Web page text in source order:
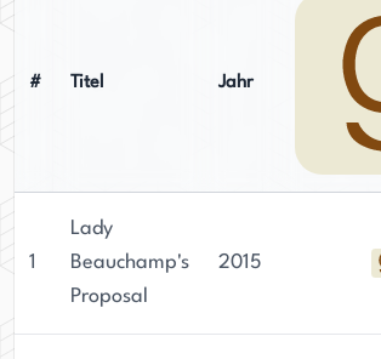
# Titel Jahr
1
Lady
Beauchamp's
Proposal
2015